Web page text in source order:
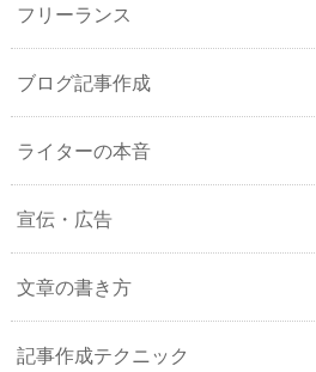
フリーランス
ブログ記事作成
ライターの本音
宣伝・広告
文章の書き方
記事作成テクニック